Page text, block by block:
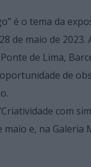
é o tema da
de maio de
de Lima,
de
com
e, na